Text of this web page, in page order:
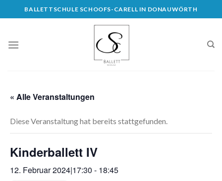
to
BALLETTSCHULE SCHOOFS-CARELL IN DONAUWÖRTH
« Alle Veranstaltungen
Diese Veranstaltung hat bereits stattgefunden.
Kinderballett IV
12. Februar 2024|17:30 - 18:45